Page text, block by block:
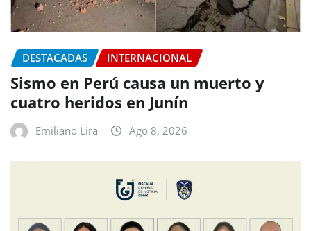
DESTACADAS INTERNACIONAL
Sismo en Perú causa un muerto y
cuatro heridos en Junín
Emiliano Lira Ago 8, 2026